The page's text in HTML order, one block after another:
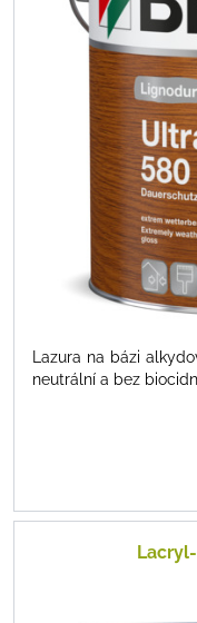
Lazura na bázi alkydové
neutrální a bez